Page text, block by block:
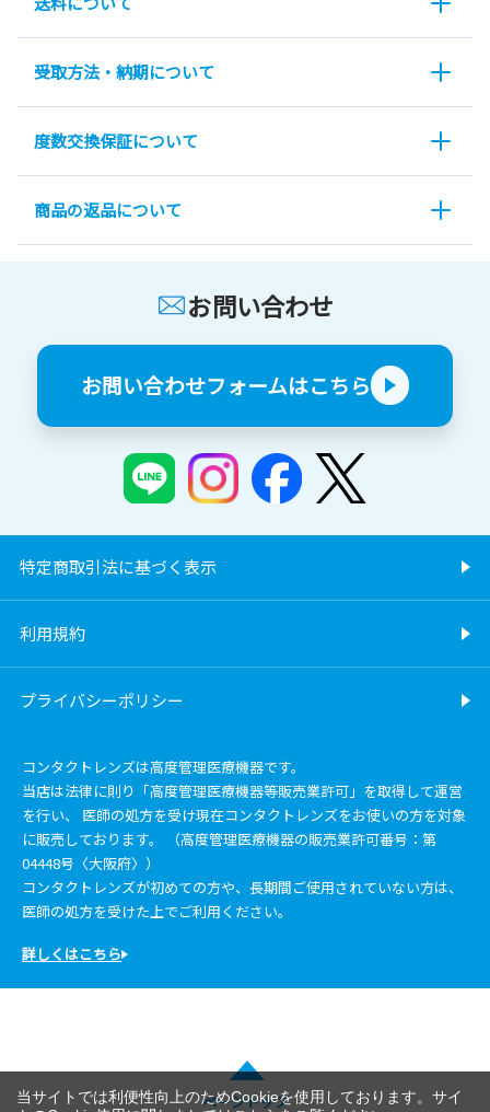
受取方法・納期について
度数交換保証について
商品の返品について
お問い合わせ
お問い合わせフォームはこちら
特定商取引法に基づく表示
利用規約
プライバシーポリシー
コンタクトレンズは高度管理医療機器です。
当店は法律に則り「高度管理医療機器等販売業許可」を取得して運営
を行い、 医師の処方を受け現在コンタクトレンズをお使いの方を対象
に販売しております。 （高度管理医療機器の販売業許可番号：第
04448号〈大阪府〉）
コンタクトレンズが初めての方や、長期間ご使用されていない方は、
医師の処方を受けた上でご利用ください。
詳しくはこちら
ページトップ
当サイトでは利便性向上のためCookieを使用しております。サイ